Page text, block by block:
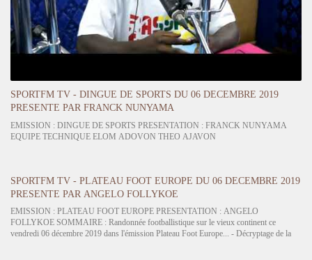
SPORTFM TV - DINGUE DE SPORTS DU 06 DECEMBRE 2019
PRESENTE PAR FRANCK NUNYAMA
EMISSION : DINGUE DE SPORTS PRESENTATION : FRANCK NUNYAMA
EQUIPE TECHNIQUE ELOM ADOVON THEO AJAVON
SPORTFM TV - PLATEAU FOOT EUROPE DU 06 DECEMBRE 2019
PRESENTE PAR ANGELO FOLLYKOE
EMISSION : PLATEAU FOOT EUROPE PRESENTATION : ANGELO
FOLLYKOE SOMMAIRE : Randonnée footballistique sur le vieux continent ce
vendredi 06 décembre 2019 dans l'émission Plateau Foot Europe... - Décryptage de la